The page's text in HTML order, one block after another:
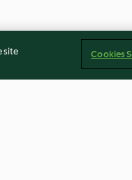
site
Cookies